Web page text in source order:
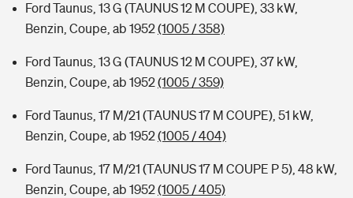
Ford Taunus, 13 G (TAUNUS 12 M COUPE), 33 kW,
Benzin, Coupe, ab 1952(1005 / 358)
Ford Taunus, 13 G (TAUNUS 12 M COUPE), 37 kW,
Benzin, Coupe, ab 1952(1005 / 359)
Ford Taunus, 17 M/21 (TAUNUS 17 M COUPE), 51 kW,
Benzin, Coupe, ab 1952(1005 / 404)
Ford Taunus, 17 M/21 (TAUNUS 17 M COUPE P 5), 48 kW,
Benzin, Coupe, ab 1952(1005 / 405)